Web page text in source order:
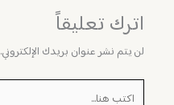
اترك تعليقاً
لن يتم نشر عنوان بريدك الإلكتروني.